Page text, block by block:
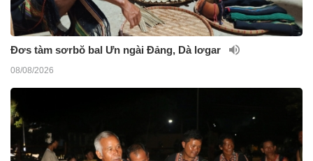
Đơs tàm sơrbŏ bal Ưn ngài Đảng, Dà lơgar
08/08/2026